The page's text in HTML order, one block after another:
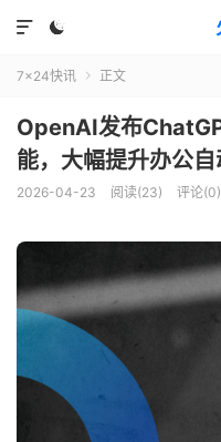


7×24快讯  正文
OpenAI发布
能，大幅提升办公
2026-04-23 阅读(23) 评论(0)